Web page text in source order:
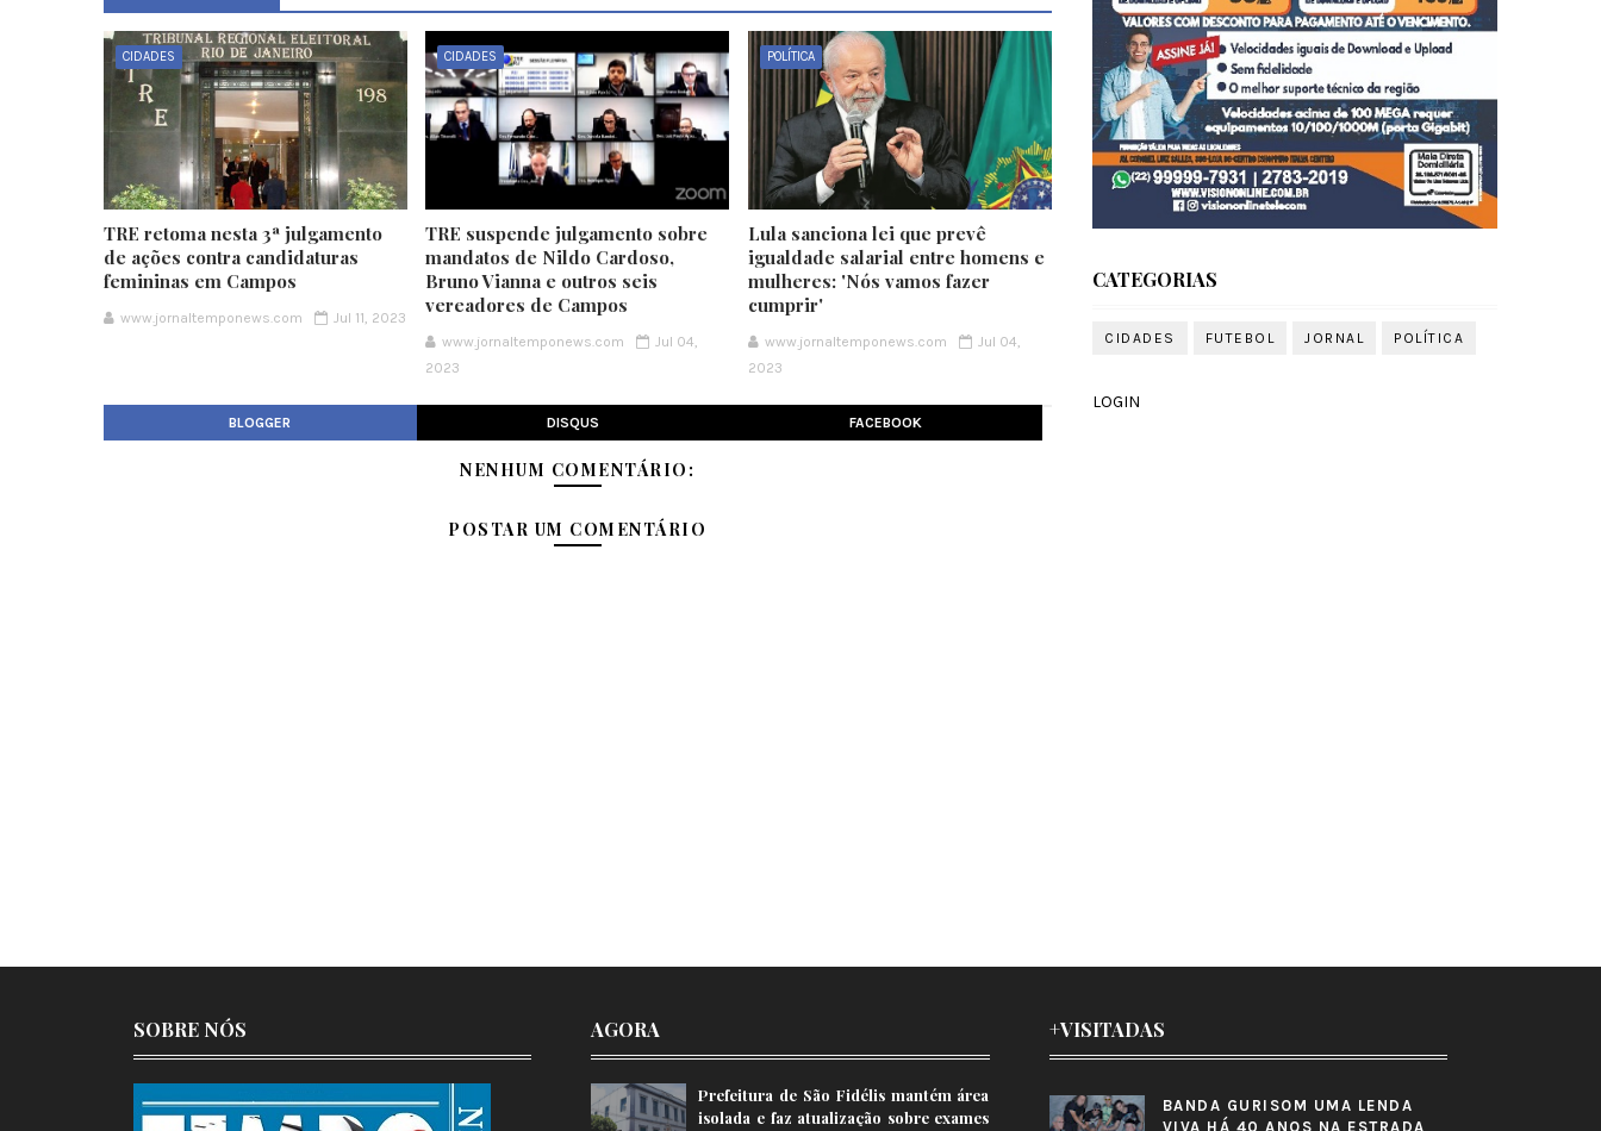
CIDADES
TRE retoma nesta 3ª julgamento
de ações contra candidaturas
femininas em Campos
www.jornaltemponews.com Jul 11, 2023
CIDADES
TRE suspende julgamento sobre
mandatos de Nildo Cardoso,
Bruno Vianna e outros seis
vereadores de Campos
www.jornaltemponews.com
Jul 04,
2023
POLÍTICA
Lula sanciona lei que prevê
igualdade salarial entre homens e
mulheres: 'Nós vamos fazer
cumprir'
www.jornaltemponews.com
Jul 04,
2023
BLOGGER DISQUS FACEBOOK
NENHUM COMENTÁRIO:
POSTAR UM COMENTÁRIO
CATEGORIAS
CIDADES FUTEBOL JORNAL POLÍTICA
LOGIN
SOBRE NÓS AGORA
Prefeitura de São Fidélis mantém área
isolada e faz atualização sobre exames
+VISITADAS
BANDA GURISOM UMA LENDA
VIVA HÁ 40 ANOS NA ESTRADA